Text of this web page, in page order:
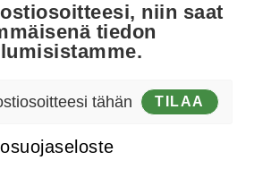
niin saat
tiedon
TILAA